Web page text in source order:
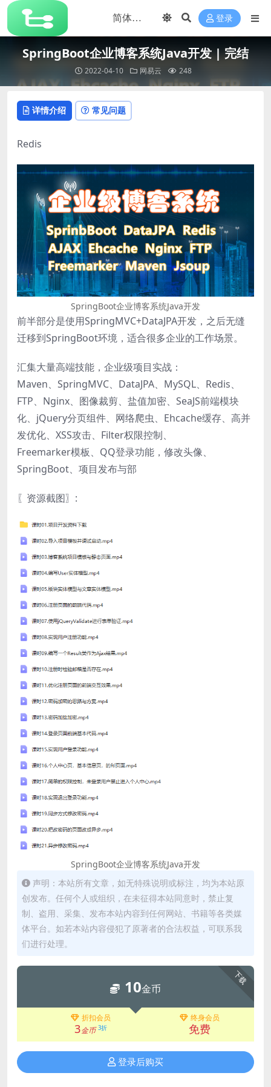
登录
SpringBoot企业博客系统Java开发 | 完结
2022-04-10 网易云 248
详情介绍 常见问题
Redis
SpringBoot企业博客系统Java开发
前半部分是使用SpringMVC+DataJPA开发，之后无缝
迁移到SpringBoot环境，适合很多企业的工作场景。
汇集大量高端技能，企业级项目实战：
Maven、SpringMVC、DataJPA、MySQL、Redis、
FTP、Nginx、图像裁剪、盐值加密、SeaJS前端模块
化、jQuery分页组件、网络爬虫、Ehcache缓存、高并
发优化、XSS攻击、Filter权限控制、
Freemarker模板、QQ登录功能，修改头像、
SpringBoot、项目发布与部
〖资源截图〗:
SpringBoot企业博客系统Java开发
声明：本站所有文章，如无特殊说明或标注，均为本站原
创发布。任何个人或组织，在未征得本站同意时，禁止复
制、盗用、采集、发布本站内容到任何网站、书籍等各类媒
体平台。如若本站内容侵犯了原著者的合法权益，可联系我
们进行处理。
下载
10金币
折扣会员
3金币 3折
终身会员
免费
登录后购买